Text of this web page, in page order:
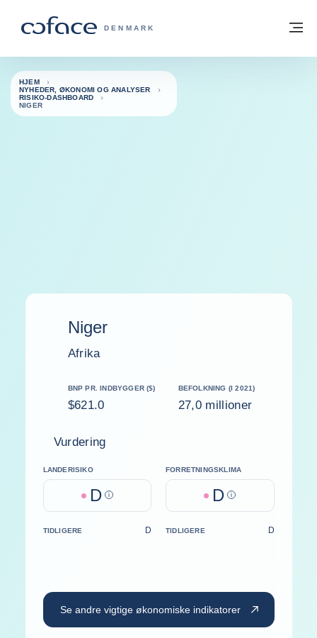
COFACE FOR TRADE - GRUPPENS
DENMARK
Tilbage til hjemmesiden
HJEM
NYHEDER, ØKONOMI OG ANALYSER
RISIKO-DASHBOARD
NIGER
Niger
Afrika
BNP PR. INDBYGGER ($)
$621.0
BEFOLKNING (I 2021)
27,0 millioner
Vurdering
LANDERISIKO
D Help
FORRETNINGSKLIMA
D Help
TIDLIGERE D TIDLIGERE D
Se andre vigtige økonomiske indikatorer